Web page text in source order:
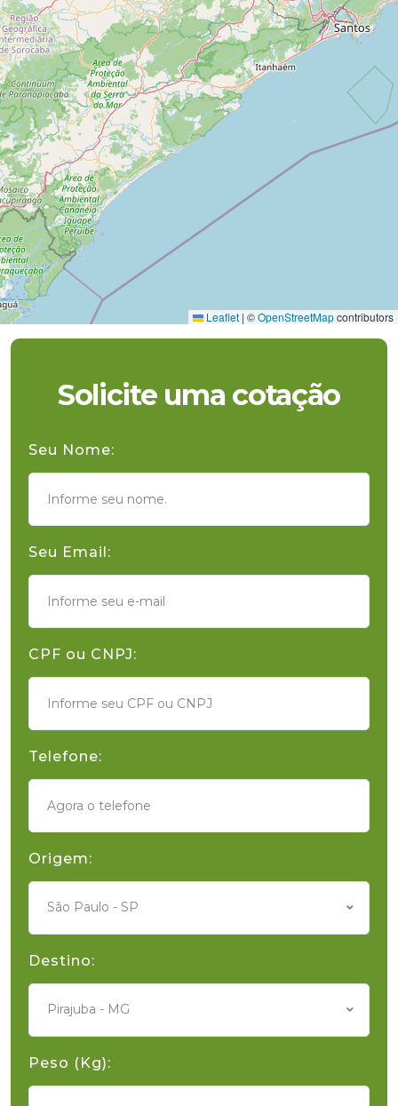
Leaflet | ©OpenStreetMapcontributors
Solicite uma cotação
Seu Nome:
Seu Email:
CPF ou CNPJ:
Telefone:
Origem:
São Paulo - SP
Destino:
Pirajuba - MG
Peso (Kg):